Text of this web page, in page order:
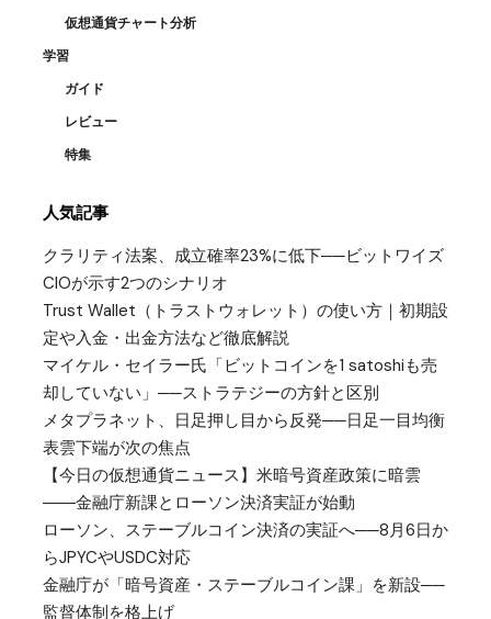
仮想通貨チャート分析
学習
ガイド
レビュー
特集
人気記事
クラリティ法案、成立確率23%に低下──ビットワイズ
CIOが示す2つのシナリオ
Trust Wallet（トラストウォレット）の使い方｜初期設
定や入金・出金方法など徹底解説
マイケル・セイラー氏「ビットコインを1 satoshiも売
却していない」──ストラテジーの方針と区別
メタプラネット、日足押し目から反発──日足一目均衡
表雲下端が次の焦点
【今日の仮想通貨ニュース】米暗号資産政策に暗雲
――金融庁新課とローソン決済実証が始動
ローソン、ステーブルコイン決済の実証へ──8月6日か
らJPYCやUSDC対応
金融庁が「暗号資産・ステーブルコイン課」を新設──
監督体制を格上げ